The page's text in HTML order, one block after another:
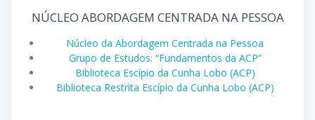
NÚCLEO ABORDAGEM CENTRADA NA PESSOA
Núcleo da Abordagem Centrada na Pessoa
Grupo de Estudos: “Fundamentos da ACP”
Biblioteca Escípio da Cunha Lobo (ACP)
Biblioteca Restrita Escípio da Cunha Lobo (ACP)